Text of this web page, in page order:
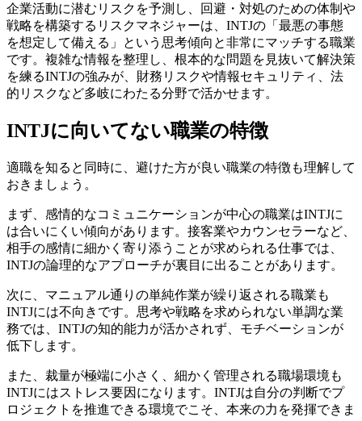
企業活動に潜むリスクを予測し、回避・対処のための体制や
戦略を構築するリスクマネジャーは、INTJの「最悪の事態
を想定して備える」という思考傾向と非常にマッチする職業
です。複雑な情報を整理し、根本的な問題を見抜いて解決策
を練るINTJの強みが、財務リスクや情報セキュリティ、法
的リスクなど多岐にわたる分野で活かせます。
INTJに向いてない職業の特徴
適職を知ると同時に、避けた方が良い職業の特徴も理解して
おきましょう。
まず、感情的なコミュニケーションが中心の職業はINTJに
は合いにくい傾向があります。接客業やカウンセラーなど、
相手の感情に細かく寄り添うことが求められる仕事では、
INTJの論理的なアプローチが裏目に出ることがあります。
次に、マニュアル通りの単純作業が繰り返される職業も
INTJには不向きです。思考や戦略を求められない単調な業
務では、INTJの知的能力が活かされず、モチベーションが
低下します。
また、裁量が極端に小さく、細かく管理される職場環境も
INTJにはストレス要因になります。INTJは自分の判断でプ
ロジェクトを推進できる環境でこそ、本来の力を発揮できま